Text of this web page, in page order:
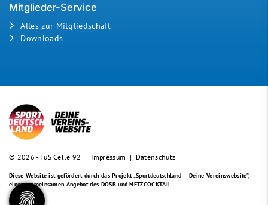
Mitglieder-Service
Alles zur Mitgliedschaft
Downloads
© 2026 - TuS Celle 92 | Impressum | Datenschutz
Diese Website ist gefördert durch das Projekt„Sportdeutschland – Deine Vereinswebsite”,
einem gemeinsamen Angebot des DOSB und NETZCOCKTAIL.